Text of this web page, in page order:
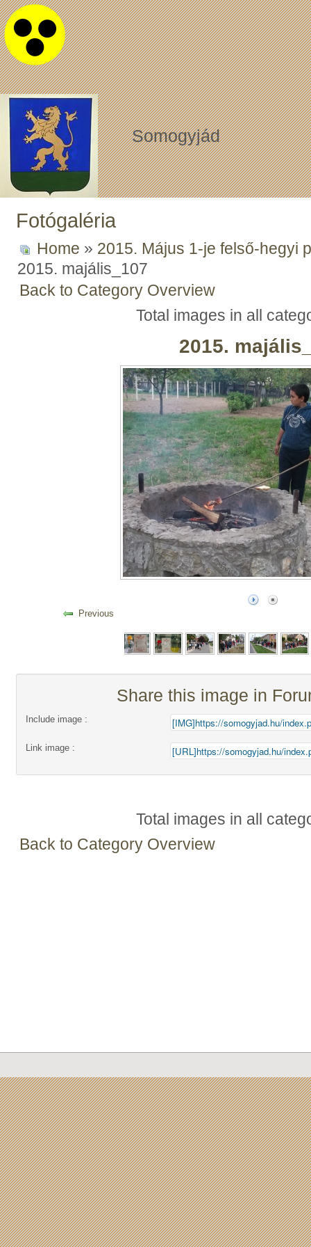
Somogyjád
Fotógaléria
Home » 2015. Május 1-je felső-hegyi
2015. majális_107
Back to Category Overview
Total images in all
2015.
Previous
Share this image in
Include image :
Link image :
Total images in all
Back to Category Overview